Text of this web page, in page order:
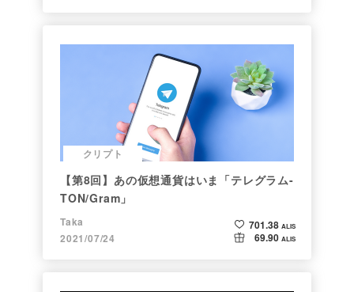
クリプト
【第8回】あの仮想通貨はいま「テレグラム-
TON/Gram」
Taka
2021/07/24
701.38 ALIS
69.90 ALIS